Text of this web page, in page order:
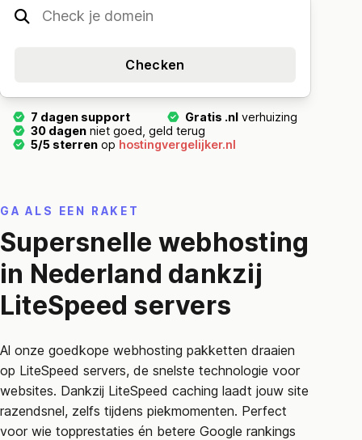
7 dagen support Gratis .nl verhuizing
30 dagen niet goed, geld terug
5/5 sterren op hostingvergelijker.nl
GA ALS EEN RAKET
Supersnelle webhosting
in Nederland dankzij
LiteSpeed servers
Al onze goedkope webhosting pakketten draaien
op LiteSpeed servers, de snelste technologie voor
websites. Dankzij LiteSpeed caching laadt jouw site
razendsnel, zelfs tijdens piekmomenten. Perfect
voor wie topprestaties én betere Google rankings